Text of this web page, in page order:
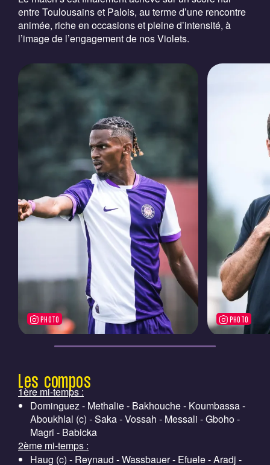
entre Toulousains et Palois, au terme d’une rencontre
animée, riche en occasions et pleine d’intensité, à
l’image de l’engagement de nos Violets.
PHOTO PHOTO
Les compos
1ère mi-temps :
Dominguez - Methalie - Bakhouche - Koumbassa -
Aboukhlal (c) - Saka - Vossah - Messali - Gboho -
Magri - Babicka
2ème mi-temps :
Haug (c) - Reynaud - Wassbauer - Efuele - Aradj -